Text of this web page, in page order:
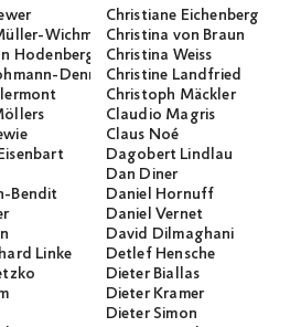
Christiane Eichenberg
WichmannChristina von Braun
Hodenberg
Christina Weiss
DennhardtChristine Landfried
Christoph Mäckler
Claudio Magris
Claus Noé
Dagobert Lindlau
Dan Diner
Bendit
Daniel Hornuff
Daniel Vernet
David Dilmaghani
Linke
Detlef Hensche
Dieter Biallas
Dieter Kramer
Dieter Simon